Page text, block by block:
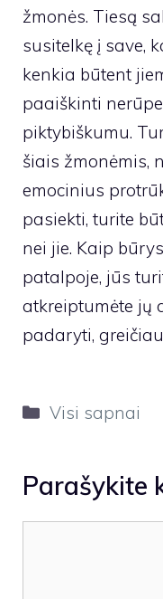
žmonės. Tiesą
susitelkę į save,
kenkia būtent
paaiškinti
piktybiškumu.
šiais žmonėmis,
emocinius
pasiekti, turite
nei jie. Kaip
patalpoje, jūs
atkreiptumėte jų
padaryti,
Kategorijos
Visi sapnai
Parašykite